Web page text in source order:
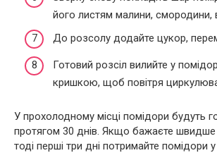
його листям малини, смородини,
До розсолу додайте цукор,
Готовий розсіл вилийте у
кришкою, щоб повітря
У прохолодному місці помідори будуть
протягом 30 днів. Якщо бажаєте швидше
тоді перші три дні потримайте помідори у